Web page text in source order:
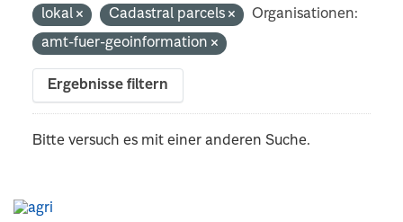
lokal
Cadastral parcels
Organisationen:
amt-fuer-geoinformation
Ergebnisse filtern
Bitte versuch es mit einer anderen Suche.